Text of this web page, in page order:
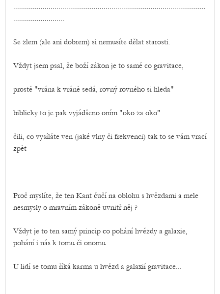
..................................................................................................
..........................
Se zlem (ale ani dobrem) si nemusíte dělat starosti.
Vždyt jsem psal, že boží zákon je to samé co gravitace,
prostě "vrána k vráně sedá, rovný rovného si hleda"
biblicky to je pak vyjádšeno oním "oko za oko"
čili, co vysíláte ven (jaké vlny či frekvenci) tak to se vám vrací
zpět
Proč myslíte, že ten Kant čučí na oblohu s hvězdami a mele
nesmysly o mravním zákoně uvnitř něj ?
Vždyt je to ten samý princip co pohání hvězdy a galaxie,
pohání i nás k tomu či onomu...
U lidí se tomu říká karma u hvězd a galaxií gravitace...